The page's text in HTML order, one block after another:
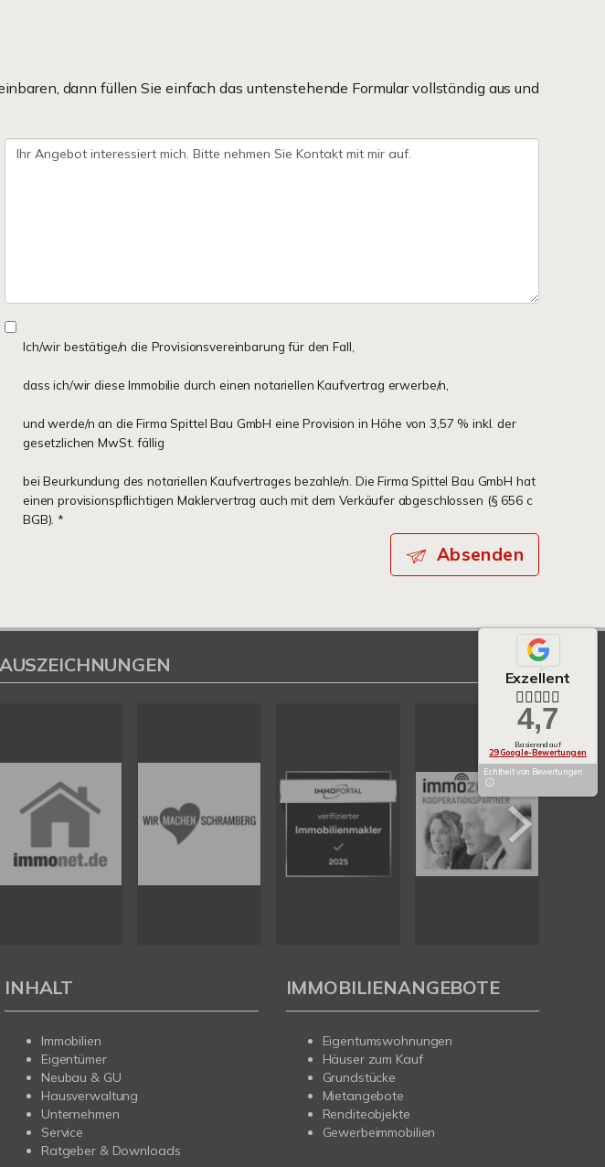
dann füllen Sie einfach das untenstehende Formular vollständig aus und
Ich/wir bestätige/n die Provisionsvereinbarung für den Fall,
dass ich/wir diese Immobilie durch einen notariellen Kaufvertrag erwerbe/n,
und werde/n an die Firma Spittel Bau GmbH eine Provision in Höhe von 3,57 % inkl. der
gesetzlichen MwSt. fällig
bei Beurkundung des notariellen Kaufvertrages bezahle/n. Die Firma Spittel Bau GmbH hat
einen provisionspflichtigen Maklervertrag auch mit dem Verkäufer abgeschlossen (§ 656 c
BGB). *
Absenden
Exzellent
4,7
Basierend auf
29 Google-Bewertungen
Echtheit von Bewertungen
INHALT
Immobilien
Eigentümer
Neubau & GU
Hausverwaltung
Unternehmen
Service
Ratgeber & Downloads
IMMOBILIENANGEBOTE
Eigentumswohnungen
Häuser zum Kauf
Grundstücke
Mietangebote
Renditeobjekte
Gewerbeimmobilien